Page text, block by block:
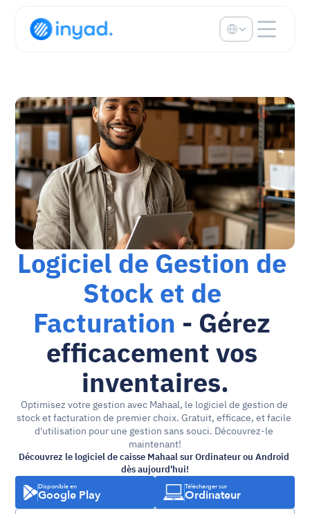
Logiciel de Gestion de
Stock et de
Facturation - Gérez
efficacement vos
inventaires.
Optimisez votre gestion avec Mahaal, le logiciel de gestion de
stock et facturation de premier choix. Gratuit, efficace, et facile
d'utilisation pour une gestion sans souci. Découvrez-le
maintenant!
Découvrez le logiciel de caisse Mahaal sur Ordinateur ou Android
dès aujourd'hui!
Disponible en
Google Play
Télécharger sur
Ordinateur
Select Language